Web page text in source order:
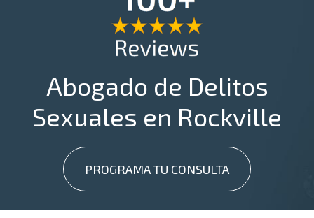
Abogado de Delitos
Sexuales en Rockville
PROGRAMA TU CONSULTA